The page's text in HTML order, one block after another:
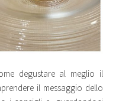
degustare al meglio il
il messaggio dello